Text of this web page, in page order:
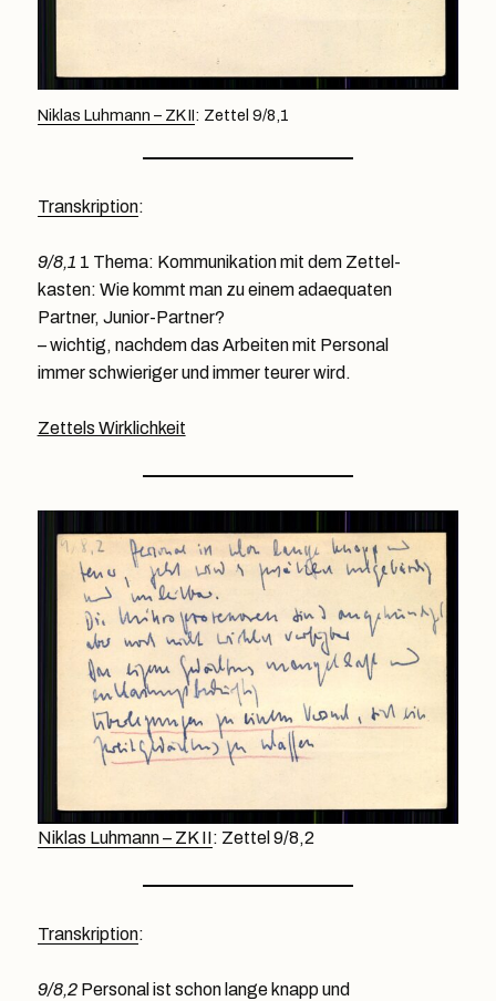
Niklas Luhmann – ZK II: Zettel 9/8,1
Transkription:
9/8,1 1 Thema: Kommunikation mit dem Zettel-
kasten: Wie kommt man zu einem adaequaten
Partner, Junior-Partner?
– wichtig, nachdem das Arbeiten mit Personal
immer schwieriger und immer teurer wird.
Zettels Wirklichkeit
Niklas Luhmann – ZK II: Zettel 9/8,2
Transkription:
9/8,2Personal ist schon lange knapp und